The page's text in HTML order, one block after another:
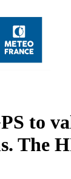
to
The